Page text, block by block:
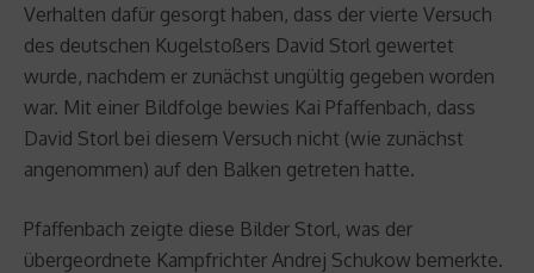
Verhalten dafür gesorgt haben, dass der vierte Versuch
des deutschen Kugelstoßers David Storl gewertet
wurde, nachdem er zunächst ungültig gegeben worden
war. Mit einer Bildfolge bewies Kai Pfaffenbach, dass
David Storl bei diesem Versuch nicht (wie zunächst
angenommen) auf den Balken getreten hatte.
Pfaffenbach zeigte diese Bilder Storl, was der
übergeordnete Kampfrichter Andrej Schukow bemerkte.